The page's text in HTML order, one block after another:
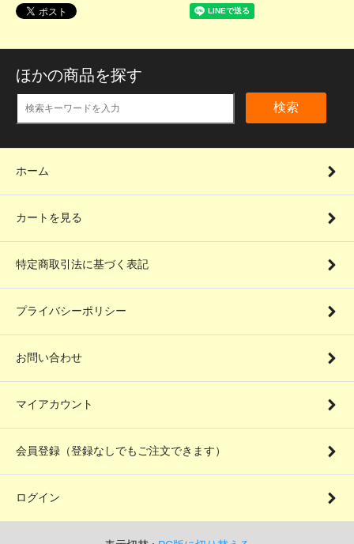
ほかの商品を探す
検索
ホーム
カートを見る
特定商取引法に基づく表記
プライバシーポリシー
お問い合わせ
マイアカウント
会員登録（登録なしでもご注文できます）
ログイン